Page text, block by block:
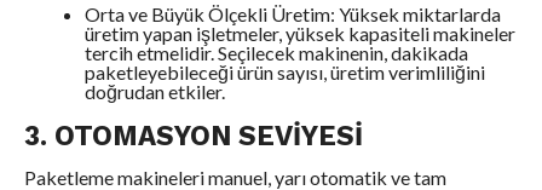
Orta ve Büyük Ölçekli Üretim: Yüksek miktarlarda
üretim yapan işletmeler, yüksek kapasiteli makineler
tercih etmelidir. Seçilecek makinenin, dakikada
paketleyebileceği ürün sayısı, üretim verimliliğini
doğrudan etkiler.
3. OTOMASYON SEVIYESI
Paketleme makineleri manuel, yarı otomatik ve tam